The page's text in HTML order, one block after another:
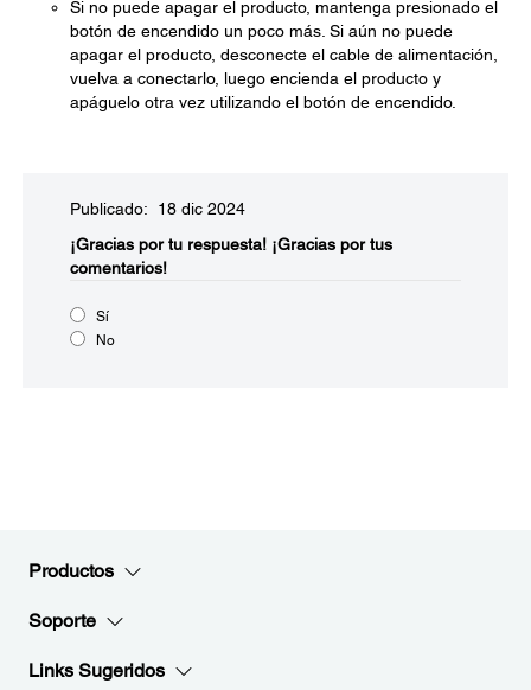
Si no puede apagar el producto, mantenga presionado el
botón de encendido un poco más. Si aún no puede
apagar el producto, desconecte el cable de alimentación,
vuelva a conectarlo, luego encienda el producto y
apáguelo otra vez utilizando el botón de encendido.
Publicado: 18 dic 2024
¡Gracias por tu respuesta! ¡Gracias por tus
comentarios!
Sí
No
Productos
Soporte
Links Sugeridos